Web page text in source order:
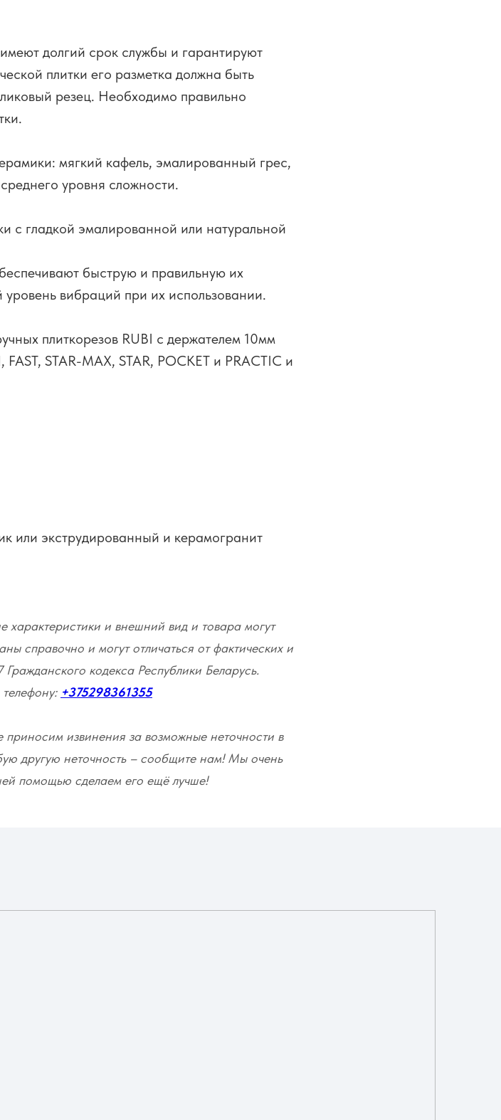
долгий срок службы и гарантируют
плитки его разметка должна быть
резец. Необходимо правильно
мягкий кафель, эмалированный грес,
уровня сложности.
с гладкой эмалированной или натуральной
быструю и правильную их
вибраций при их использовании.
плиткорезов RUBI с держателем 10мм
STAR-MAX, STAR, POCKET и PRACTIC и
или экструдированный и керамогранит
характеристики и внешний вид и товара могут
справочно и могут отличаться от фактических и
кодекса Республики Беларусь.
+375298361355
извинения за возможные неточности в
другую неточность – сообщите нам! Мы очень
помощью сделаем его ещё лучше!